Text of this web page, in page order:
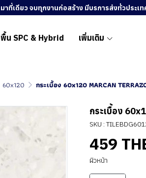
มาที่เดียว จบทุกงานก่อสร้าง มีบรการส่งทั่วประเท
พื้น SPC & Hybrid เพิ่มเติม
60x120 กระเบื้อง 60x120 MARCAN
กระเบื้อง
SKU :
459
ผิวหน้า